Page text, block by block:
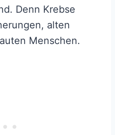
Denn Krebse
alten
Menschen.